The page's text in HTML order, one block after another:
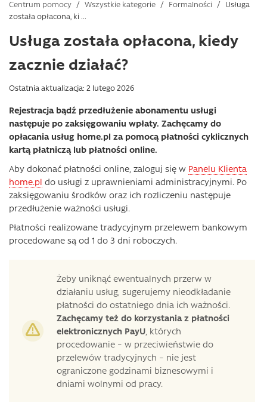
Centrum pomocy / Wszystkie kategorie / Formalności / Usługa
została opłacona, ki ...
Usługa została opłacona, kiedy
zacznie działać?
Ostatnia aktualizacja: 2 lutego 2026
Rejestracja bądź przedłużenie abonamentu usługi
następuje po zaksięgowaniu wpłaty. Zachęcamy do
opłacania usług home.pl za pomocą płatności cyklicznych
kartą płatniczą lub płatności online.
Aby dokonać płatności online, zaloguj się w Panelu Klienta
home.pl do usługi z uprawnieniami administracyjnymi. Po
zaksięgowaniu środków oraz ich rozliczeniu następuje
przedłużenie ważności usługi.
Płatności realizowane tradycyjnym przelewem bankowym
procedowane są od 1 do 3 dni roboczych.
Żeby uniknąć ewentualnych przerw w
działaniu usług, sugerujemy nieodkładanie
płatności do ostatniego dnia ich ważności.
Zachęcamy też do korzystania z płatności
elektronicznych PayU, których
procedowanie – w przeciwieństwie do
przelewów tradycyjnych – nie jest
ograniczone godzinami biznesowymi i
dniami wolnymi od pracy.